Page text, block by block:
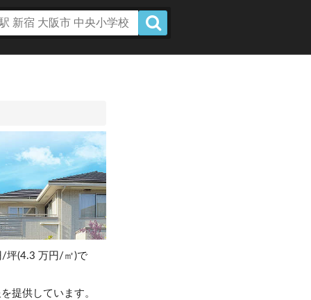
/坪(4.3 万円/㎡)で
提供しています。